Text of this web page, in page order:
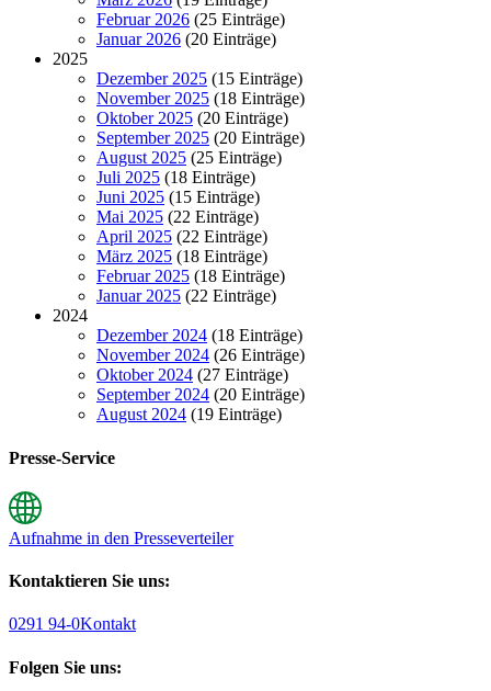
Februar 2026 (25 Einträge)
Januar 2026 (20 Einträge)
2025
Dezember 2025 (15 Einträge)
November 2025 (18 Einträge)
Oktober 2025 (20 Einträge)
September 2025 (20 Einträge)
August 2025 (25 Einträge)
Juli 2025 (18 Einträge)
Juni 2025 (15 Einträge)
Mai 2025 (22 Einträge)
April 2025 (22 Einträge)
März 2025 (18 Einträge)
Februar 2025 (18 Einträge)
Januar 2025 (22 Einträge)
2024
Dezember 2024 (18 Einträge)
November 2024 (26 Einträge)
Oktober 2024 (27 Einträge)
September 2024 (20 Einträge)
August 2024 (19 Einträge)
Presse-Service
Aufnahme in den Presseverteiler
Kontaktieren Sie uns:
0291 94-0Kontakt
Folgen Sie uns: